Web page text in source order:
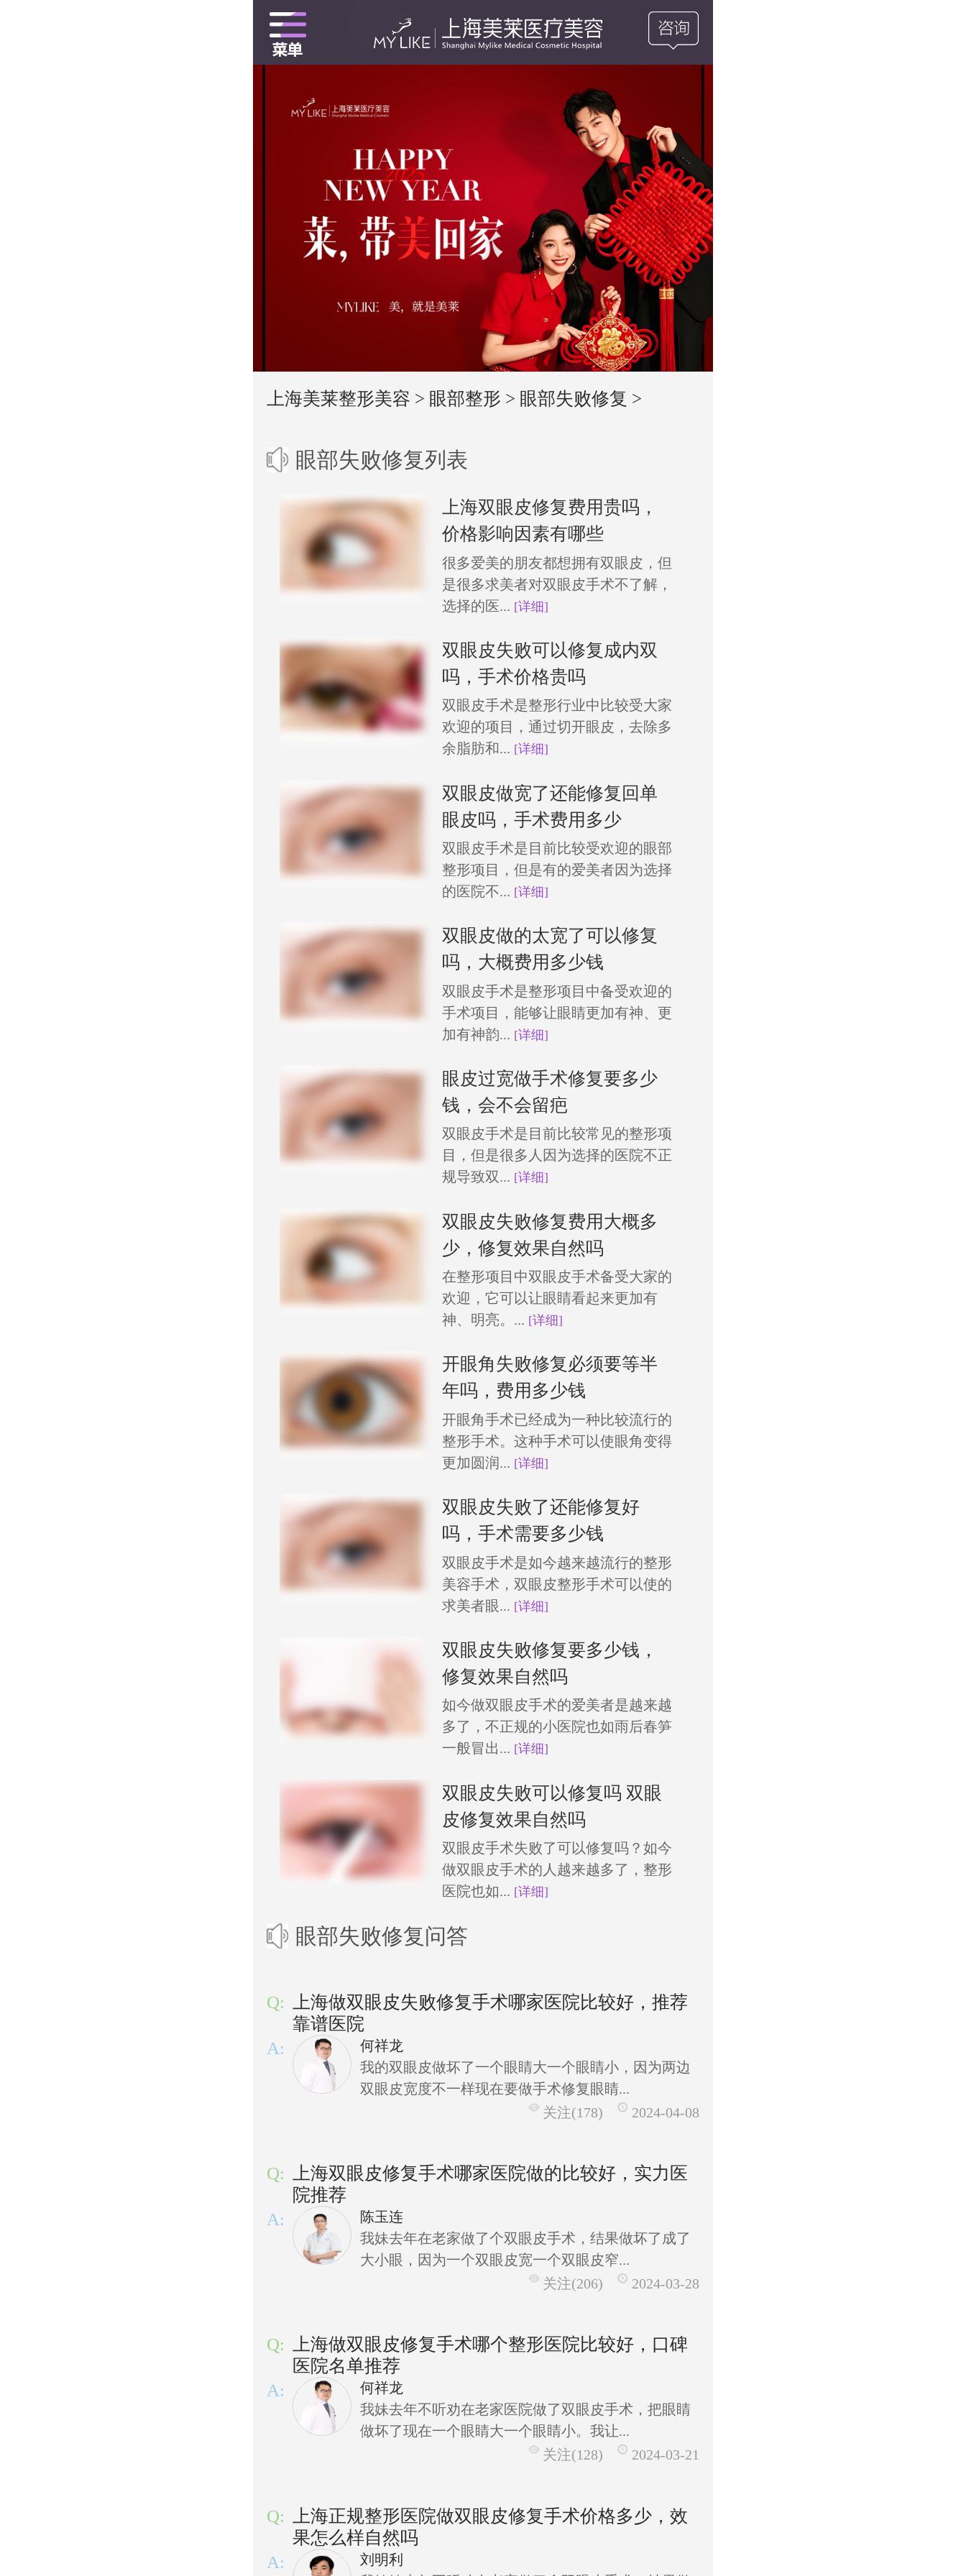
上海美莱整形美容 > 眼部整形 > 眼部失败修复 >
眼部失败修复列表
上海双眼皮修复费用贵吗，
价格影响因素有哪些
很多爱美的朋友都想拥有双眼皮，但
是很多求美者对双眼皮手术不了解，
选择的医... [详细]
双眼皮失败可以修复成内双
吗，手术价格贵吗
双眼皮手术是整形行业中比较受大家
欢迎的项目，通过切开眼皮，去除多
余脂肪和... [详细]
双眼皮做宽了还能修复回单
眼皮吗，手术费用多少
双眼皮手术是目前比较受欢迎的眼部
整形项目，但是有的爱美者因为选择
的医院不... [详细]
双眼皮做的太宽了可以修复
吗，大概费用多少钱
双眼皮手术是整形项目中备受欢迎的
手术项目，能够让眼睛更加有神、更
加有神韵... [详细]
眼皮过宽做手术修复要多少
钱，会不会留疤
双眼皮手术是目前比较常见的整形项
目，但是很多人因为选择的医院不正
规导致双... [详细]
双眼皮失败修复费用大概多
少，修复效果自然吗
在整形项目中双眼皮手术备受大家的
欢迎，它可以让眼睛看起来更加有
神、明亮。... [详细]
开眼角失败修复必须要等半
年吗，费用多少钱
开眼角手术已经成为一种比较流行的
整形手术。这种手术可以使眼角变得
更加圆润... [详细]
双眼皮失败了还能修复好
吗，手术需要多少钱
双眼皮手术是如今越来越流行的整形
美容手术，双眼皮整形手术可以使的
求美者眼... [详细]
双眼皮失败修复要多少钱，
修复效果自然吗
如今做双眼皮手术的爱美者是越来越
多了，不正规的小医院也如雨后春笋
一般冒出... [详细]
双眼皮失败可以修复吗 双眼
皮修复效果自然吗
双眼皮手术失败了可以修复吗？如今
做双眼皮手术的人越来越多了，整形
医院也如... [详细]
眼部失败修复问答
Q:
上海做双眼皮失败修复手术哪家医院比较好，推荐
靠谱医院
A:
何祥龙
我的双眼皮做坏了一个眼睛大一个眼睛小，因为两边
双眼皮宽度不一样现在要做手术修复眼睛...
关注(178)
2024-04-08
Q:
上海双眼皮修复手术哪家医院做的比较好，实力医
院推荐
A:
陈玉连
我妹去年在老家做了个双眼皮手术，结果做坏了成了
大小眼，因为一个双眼皮宽一个双眼皮窄...
关注(206)
2024-03-28
Q: 上海做双眼皮修复手术哪个整形医院比较好，口碑
医院名单推荐
A:
何祥龙
我妹去年不听劝在老家医院做了双眼皮手术，把眼睛
做坏了现在一个眼睛大一个眼睛小。我让...
关注(128)
2024-03-21
Q:
上海正规整形医院做双眼皮修复手术价格多少，效
果怎么样自然吗
A:
刘明利